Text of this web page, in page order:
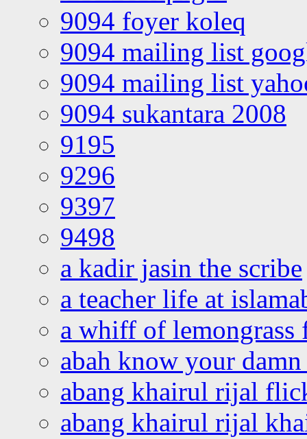
9094 foyer koleq
9094 mailing list
9094 mailing list
9094 sukantara 2008
9195
9296
9397
9498
a kadir jasin the scribe
a teacher life at
a whiff of lemongrass
abah know your
abang khairul rijal
abang khairul rijal